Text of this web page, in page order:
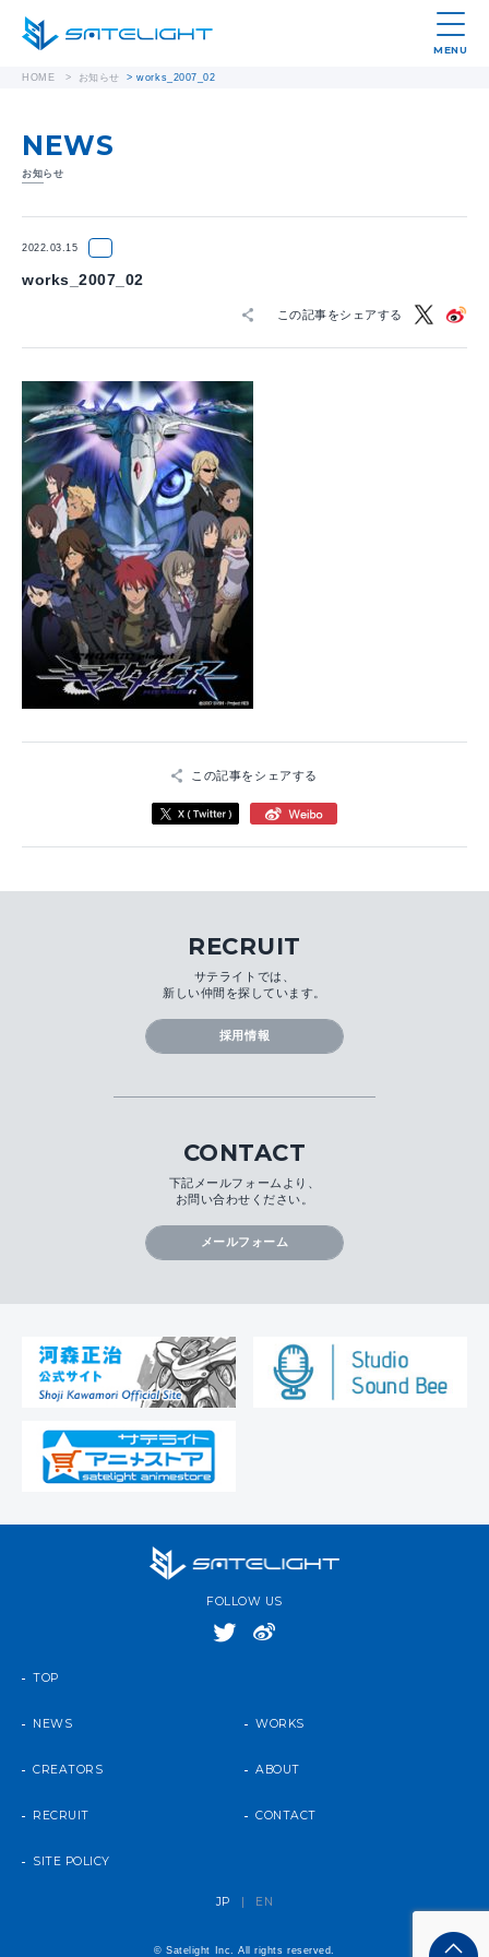
MENU
HOME > お知らせ >works_2007_02
NEWS
お知らせ
2022.03.15
works_2007_02
この記事をシェアする
この記事をシェアする
RECRUIT
サテライトでは、
新しい仲間を探しています。
採用情報
CONTACT
下記メールフォームより、
お問い合わせください。
メールフォーム
FOLLOW US
TOP
NEWS WORKS
CREATORS ABOUT
RECRUIT CONTACT
SITE POLICY
JP | EN
© Satelight Inc. All rights reserved.